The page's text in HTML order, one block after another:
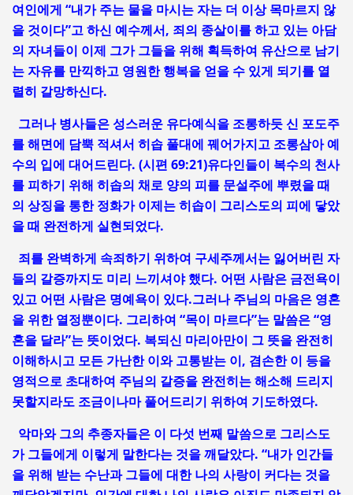
여인에게 “내가 주는 물을 마시는 자는 더 이상 목마르지 않
을 것이다”고 하신 예수께서, 죄의 종살이를 하고 있는 아담
의 자녀들이 이제 그가 그들을 위해 획득하여 유산으로 남기
는 자유를 만끽하고 영원한 행복을 얻을 수 있게 되기를 열
렬히 갈망하신다.
그러나 병사들은 성스러운 유다예식을 조롱하듯 신 포도주
를 해면에 담뿍 적셔서 히솝 풀대에 꿰어가지고 조롱삼아 예
수의 입에 대어드린다. (시편 69:21)유다인들이 복수의 천사
를 피하기 위해 히솝의 채로 양의 피를 문설주에 뿌렸을 때
의 상징을 통한 정화가 이제는 히솝이 그리스도의 피에 닿았
을 때 완전하게 실현되었다.
죄를 완벽하게 속죄하기 위하여 구세주께서는 잃어버린 자
들의 갈증까지도 미리 느끼셔야 했다. 어떤 사람은 금전욕이
있고 어떤 사람은 명예욕이 있다.그러나 주님의 마음은 영혼
을 위한 열정뿐이다. 그리하여 “목이 마르다”는 말씀은 “영
혼을 달라”는 뜻이었다. 복되신 마리아만이 그 뜻을 완전히
이해하시고 모든 가난한 이와 고통받는 이, 겸손한 이 등을
영적으로 초대하여 주님의 갈증을 완전히는 해소해 드리지
못할지라도 조금이나마 풀어드리기 위하여 기도하였다.
악마와 그의 추종자들은 이 다섯 번째 말씀으로 그리스도
가 그들에게 이렇게 말한다는 것을 깨달았다. “내가 인간들
을 위해 받는 수난과 그들에 대한 나의 사랑이 커다는 것을